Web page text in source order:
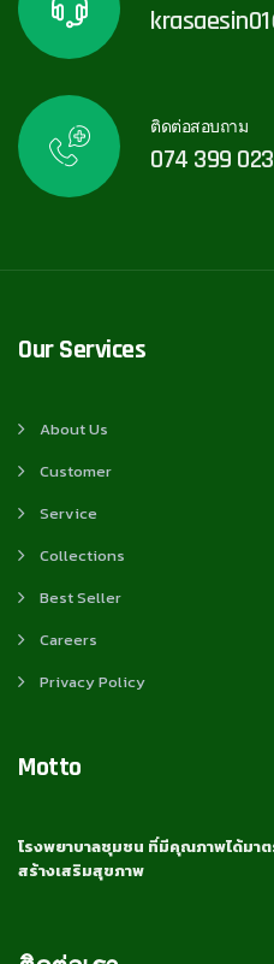
ติดต่อสอบถาม
074 399
Our Services
About Us
Customer
Service
Collections
Best Seller
Careers
Privacy Policy
Motto
โรงพยาบาลชุมชน ที่มีคุณภาพได้มาต
สร้างเสริมสุขภาพ